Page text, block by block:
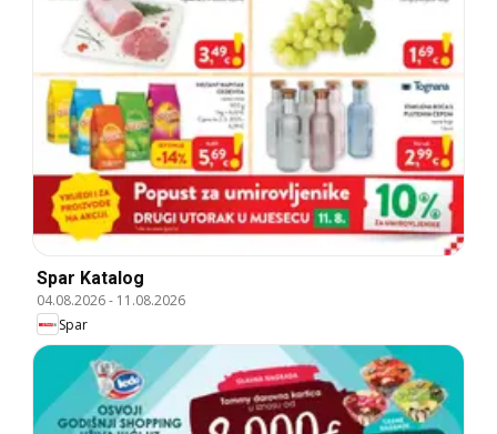
Spar Katalog
04.08.2026- 11.08.2026
Spar